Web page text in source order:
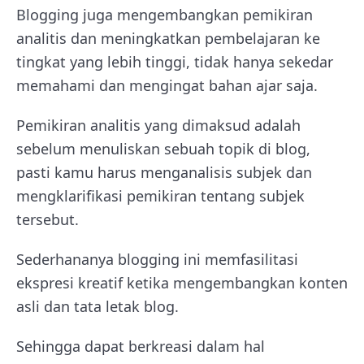
Blogging juga mengembangkan pemikiran
analitis dan meningkatkan pembelajaran ke
tingkat yang lebih tinggi, tidak hanya sekedar
memahami dan mengingat bahan ajar saja.
Pemikiran analitis yang dimaksud adalah
sebelum menuliskan sebuah topik di blog,
pasti kamu harus menganalisis subjek dan
mengklarifikasi pemikiran tentang subjek
tersebut.
Sederhananya blogging ini memfasilitasi
ekspresi kreatif ketika mengembangkan konten
asli dan tata letak blog.
Sehingga dapat berkreasi dalam hal